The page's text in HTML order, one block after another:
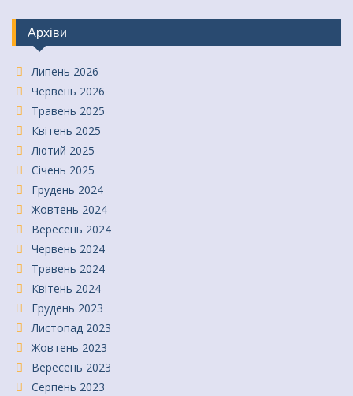
Архіви
Липень 2026
Червень 2026
Травень 2025
Квітень 2025
Лютий 2025
Січень 2025
Грудень 2024
Жовтень 2024
Вересень 2024
Червень 2024
Травень 2024
Квітень 2024
Грудень 2023
Листопад 2023
Жовтень 2023
Вересень 2023
Серпень 2023